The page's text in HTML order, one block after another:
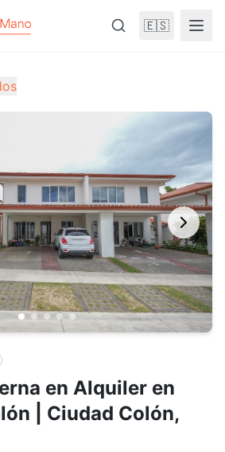
🇪🇸
en Alquiler en
| Ciudad Colón,